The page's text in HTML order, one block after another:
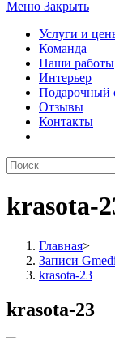
this
Меню Закрыть
Услуги и
Команда
Наши работы
Интерьер
Подарочный
Отзывы
Контакты
krasota-
Главная>
Записи
krasota-23
krasota-23